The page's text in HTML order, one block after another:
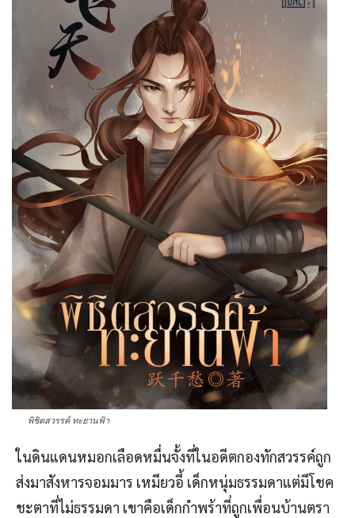
พิชิตสวรรค์ ทะยานฟ้า
ในดินแดนหมอกเลือดหมื่นจั้งที่ในอดีตกองทักสวรรค์ถูก
ส่งมาสังหารจอมมาร เหมียวอี้ เด็กหนุ่มธรรมดาแต่มีโชค
ชะตาที่ไม่ธรรมดา เขาคือเด็กกำพร้าที่ถูกเพื่อนบ้านตรา